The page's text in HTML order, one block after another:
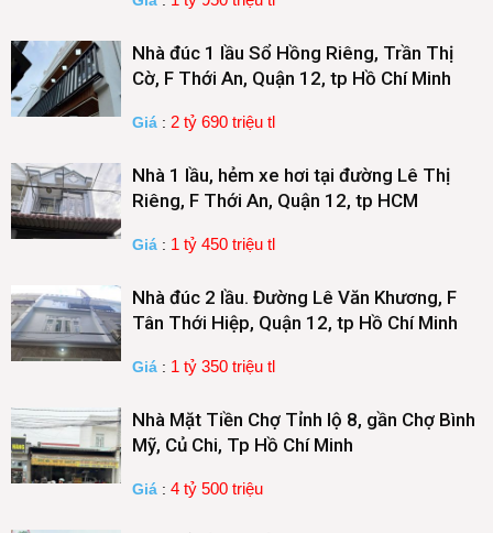
Nhà đúc 1 lầu Sổ Hồng Riêng, Trần Thị
Cờ, F Thới An, Quận 12, tp Hồ Chí Minh
Giá : 2 tỷ 690 triệu tl
Nhà 1 lầu, hẻm xe hơi tại đường Lê Thị
Riêng, F Thới An, Quận 12, tp HCM
Giá : 1 tỷ 450 triệu tl
Nhà đúc 2 lầu. Đường Lê Văn Khương, F
Tân Thới Hiệp, Quận 12, tp Hồ Chí Minh
Giá : 1 tỷ 350 triệu tl
Nhà Mặt Tiền Chợ Tỉnh lộ 8, gần Chợ Bình
Mỹ, Củ Chi, Tp Hồ Chí Minh
Giá : 4 tỷ 500 triệu